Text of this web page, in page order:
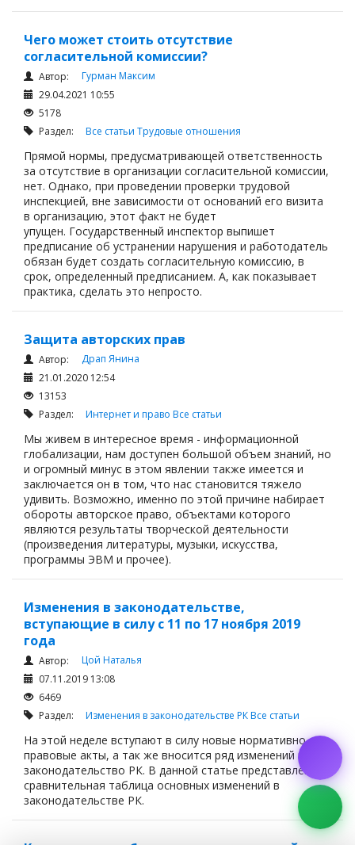
Чего может стоить отсутствие
согласительной комиссии?
Автор:
Гурман Максим
29.04.2021 10:55
5178
Раздел: Все статьи Трудовые отношения
Прямой нормы, предусматривающей ответственность
за отсутствие в организации согласительной комиссии,
нет. Однако, при проведении проверки трудовой
инспекцией, вне зависимости от оснований его визита
в организацию, этот факт не будет
упущен. Государственный инспектор выпишет
предписание об устранении нарушения и работодатель
обязан будет создать согласительную комиссию, в
срок, определенный предписанием. А, как показывает
практика, сделать это непросто.
Защита авторских прав
Автор:
Драп Янина
21.01.2020 12:54
13153
Раздел: Интернет и право Все статьи
Мы живем в интересное время - информационной
глобализации, нам доступен большой объем знаний, но
и огромный минус в этом явлении также имеется и
заключается он в том, что нас становится тяжело
удивить. Возможно, именно по этой причине набирает
обороты авторское право, объектами которого
являются результаты творческой деятельности
(произведения литературы, музыки, искусства,
программы ЭВМ и прочее).
Изменения в законодательстве,
вступающие в силу с 11 по 17 ноября 2019
года
Автор:
Цой Наталья
07.11.2019 13:08
6469
Раздел: Изменения в законодательстве РКВсе статьи
На этой неделе вступают в силу новые нормативно-
правовые акты, а так же вносится ряд изменений в
законодательство РК. В данной статье представлена
сравнительная таблица основных изменений в
законодательстве РК.